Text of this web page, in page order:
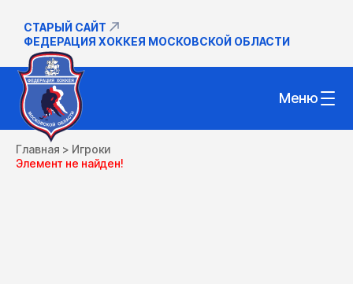
СТАРЫЙ САЙТ
ФЕДЕРАЦИЯ ХОККЕЯ МОСКОВСКОЙ ОБЛАСТИ
Меню
Главная > Игроки
Элемент не найден!